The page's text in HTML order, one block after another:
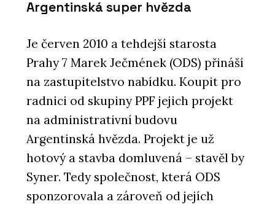
Argentinská super hvězda
Je červen 2010 a tehdejší starosta
Prahy 7 Marek Ječmének (ODS) přináší
na zastupitelstvo nabídku. Koupit pro
radnici od skupiny PPF jejich projekt
na administrativní budovu
Argentinská hvězda. Projekt je už
hotový a stavba domluvená – stavěl by
Syner. Tedy společnost, která ODS
sponzorovala a zároveň od jejích